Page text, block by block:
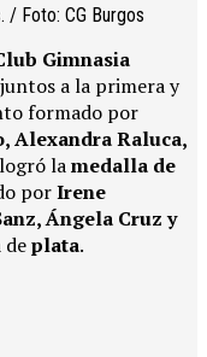
/ Foto: CG Burgos
Gimnasia
a la primera y
formado por
Alexandra Raluca,
logró lamedalla de
porIrene
Ángela Cruz y
deplata.